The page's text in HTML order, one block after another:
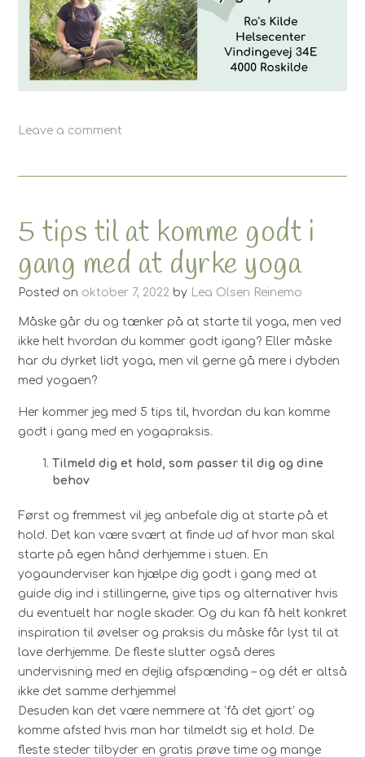
Leave a comment
5 tips til at komme godt i
gang med at dyrke yoga
Posted on oktober 7, 2022 by Lea Olsen Reinemo
Måske går du og tænker på at starte til yoga, men ved
ikke helt hvordan du kommer godt igang? Eller måske
har du dyrket lidt yoga, men vil gerne gå mere i dybden
med yogaen?
Her kommer jeg med 5 tips til, hvordan du kan komme
godt i gang med en yogapraksis.
Tilmeld dig et hold, som passer til dig og dine
behov
Først og fremmest vil jeg anbefale dig at starte på et
hold. Det kan være svært at finde ud af hvor man skal
starte på egen hånd derhjemme i stuen. En
yogaunderviser kan hjælpe dig godt i gang med at
guide dig ind i stillingerne, give tips og alternativer hvis
du eventuelt har nogle skader. Og du kan få helt konkret
inspiration til øvelser og praksis du måske får lyst til at
lave derhjemme. De fleste slutter også deres
undervisning med en dejlig afspænding – og dét er altså
ikke det samme derhjemme!
Desuden kan det være nemmere at ’få det gjort’ og
komme afsted hvis man har tilmeldt sig et hold. De
fleste steder tilbyder en gratis prøve time og mange